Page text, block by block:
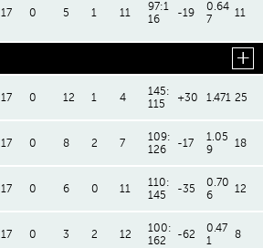
17 0 5 1 11
97:1
16
-19
0.64
7
11
17 0 12 1 4
145:
115
+30 1.471 25
17 0 8 2 7
109:
126
-17
1.05
9
18
17 0 6 0 11
110:
145
-35
0.70
6
12
17 0 3 2 12
100:
162
-62
0.47
1
8